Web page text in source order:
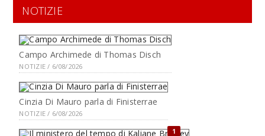
NOTIZIE
Campo Archimede di Thomas Disch
NOTIZIE / 6/08/2026
Cinzia Di Mauro parla di Finisterrae
NOTIZIE / 6/08/2026
1